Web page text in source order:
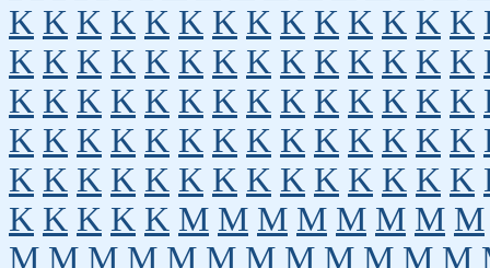
K K K K K K K K K K K K K K
K K K K K K K K K K K K K K
K K K K K K K K K K K K K K
K K K K K K K K K K K K K K
K K K K K K K K K K K K K K
K K K K K M M M M M M M M
M M M M M M M M M M M M